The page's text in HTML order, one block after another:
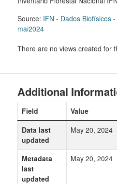
Source: IFN - Dados Biofísicos
mai2024
There are no views created for
Additional
Field
Value
Data last
updated
May 20, 2024
Metadata
last
updated
May 20, 2024